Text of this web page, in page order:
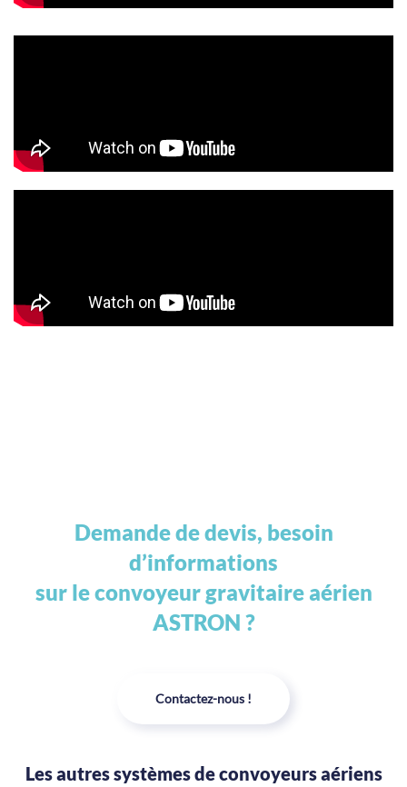
Demande de devis, besoin
d’informations
sur le convoyeur gravitaire aérien
ASTRON ?
Contactez-nous !
Les autres systèmes de convoyeurs aériens